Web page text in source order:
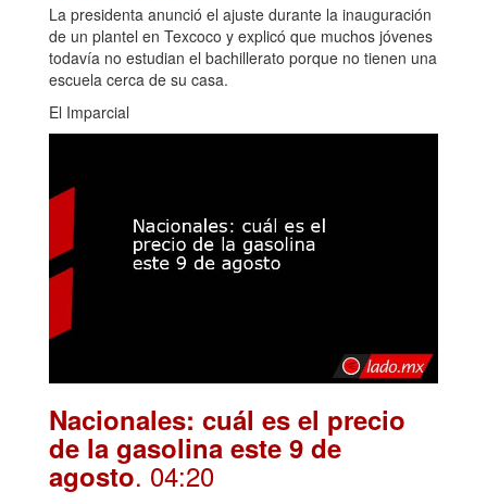
La presidenta anunció el ajuste durante la inauguración
de un plantel en Texcoco y explicó que muchos jóvenes
todavía no estudian el bachillerato porque no tienen una
escuela cerca de su casa.
El Imparcial
Nacionales: cuál es el precio
de la gasolina este 9 de
agosto. 04:20